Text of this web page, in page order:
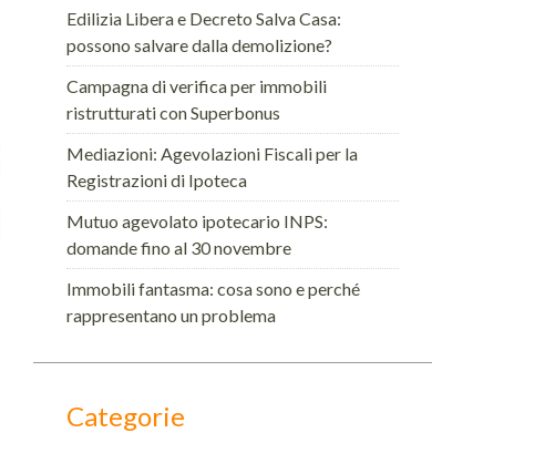
Edilizia Libera e Decreto Salva Casa:
possono salvare dalla demolizione?
Campagna di verifica per immobili
ristrutturati con Superbonus
Mediazioni: Agevolazioni Fiscali per la
Registrazioni di Ipoteca
Mutuo agevolato ipotecario INPS:
domande fino al 30 novembre
Immobili fantasma: cosa sono e perché
rappresentano un problema
Categorie